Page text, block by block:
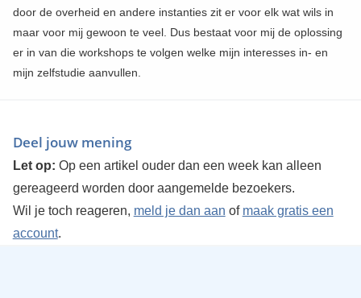
door de overheid en andere instanties zit er voor elk wat wils in
maar voor mij gewoon te veel. Dus bestaat voor mij de oplossing
er in van die workshops te volgen welke mijn interesses in- en
mijn zelfstudie aanvullen.
Deel jouw mening
Let op: Op een artikel ouder dan een week kan alleen
gereageerd worden door aangemelde bezoekers.
Wil je toch reageren, meld je dan aan of maak gratis een
account.